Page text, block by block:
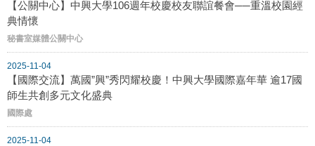
【公關中心】中興大學106週年校慶校友聯誼餐會──重溫校園經
典情懷
秘書室媒體公關中心
2025-11-04
【國際交流】萬國”興”秀閃耀校慶！中興大學國際嘉年華 逾17國
師生共創多元文化盛典
國際處
2025-11-04